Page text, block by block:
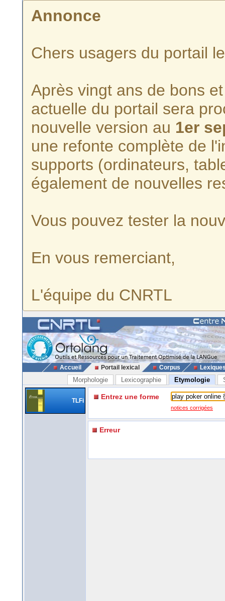
Annonce
Chers usagers du portail
Après vingt ans de bons
actuelle du portail sera
nouvelle version au 1er
une refonte complète de
supports (ordinateurs,
également de nouvelles
Vous pouvez tester la
En vous remerciant,
L'équipe du CNRTL
Accueil Portail lexical Corpus
Morphologie Lexicographie Etymologie
TLFi Entrez une forme
notices corrigées
Erreur